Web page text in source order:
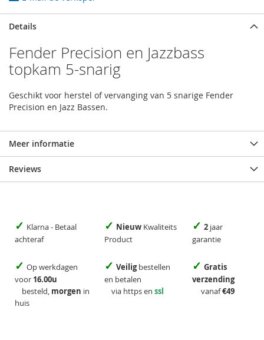
Details
Fender Precision en Jazzbass
topkam 5-snarig
Geschikt voor herstel of vervanging van 5 snarige Fender
Precision en Jazz Bassen.
Meer informatie
Reviews
✓ Klarna - Betaal
achteraf
✓ Nieuw Kwaliteits
Product
✓ 2 jaar
garantie
✓ Op werkdagen
voor 16.00u
besteld, morgen in
huis
✓ Veiligbestellen
en betalen
via https en ssl
✓ Gratis
verzending
vanaf€49